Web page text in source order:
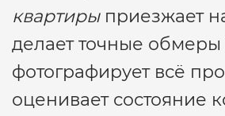
квартирыприезжает
делает точные
фотографирует всё
оценивает состояние